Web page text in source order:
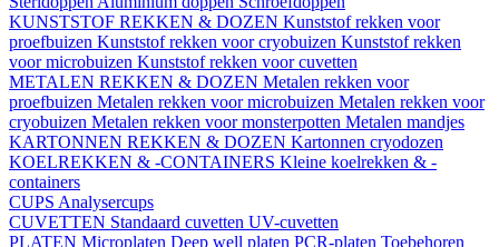
KUNSTSTOF REKKEN & DOZEN Kunststof rekken voor
proefbuizen Kunststof rekken voor cryobuizen Kunststof rekken
voor microbuizen Kunststof rekken voor cuvetten
METALEN REKKEN & DOZEN Metalen rekken voor
proefbuizen Metalen rekken voor microbuizen Metalen rekken voor
cryobuizen Metalen rekken voor monsterpotten Metalen mandjes
KARTONNEN REKKEN & DOZEN Kartonnen cryodozen
KOELREKKEN & -CONTAINERS Kleine koelrekken & -
containers
CUPS Analysercups
CUVETTEN Standaard cuvetten UV-cuvetten
PLATEN Microplaten Deep well platen PCR-platen Toebehoren